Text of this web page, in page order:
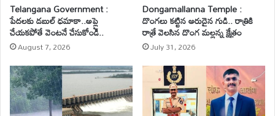
Telangana Government :
పేదలకు డబుల్ ధమాకా..అప్లై
చేయకపోతే వెంటనే చేసుకోండి..
August 7, 2026
Dongamallanna Temple :
దొంగలు కట్టిన అరుదైన గుడి.. రాత్రికి
రాత్రే వెలసిన దొంగ మల్లన్న క్షేత్రం
July 31, 2026